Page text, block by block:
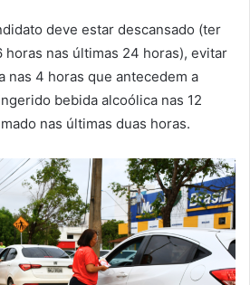
deve estar descansado (ter
nas últimas 24 horas), evitar
nas 4 horas que antecedem a
bebida alcoólica nas 12
nas últimas duas horas.